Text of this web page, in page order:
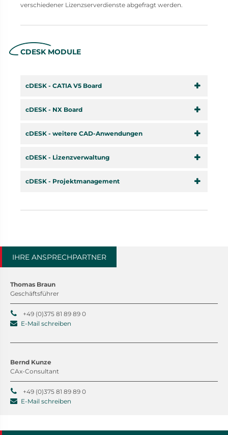
verschiedener Lizenzserverdienste abgefragt werden.
CDESK MODULE
cDESK - CATIA V5 Board
cDESK - NX Board
cDESK - weitere CAD-Anwendungen
cDESK - Lizenzverwaltung
cDESK - Projektmanagement
IHRE ANSPRECHPARTNER
Thomas Braun
Geschäftsführer
+49 (0)375 81 89 89 0
E-Mail schreiben
Bernd Kunze
CAx-Consultant
+49 (0)375 81 89 89 0
E-Mail schreiben